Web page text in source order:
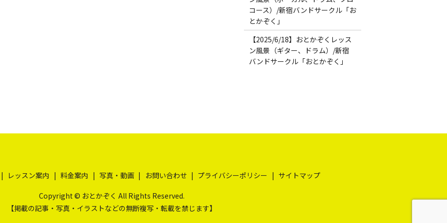
コース）/新宿バンドサークル「お
とかぞく」
【2025/6/18】おとかぞくレッス
ン風景（ギター、ドラム）/新宿
バンドサークル「おとかぞく」
レッスン案内 料金案内 写真・動画 お問い合わせ プライバシーポリシー サイトマップ
Copyright © おとかぞく All Rights Reserved.
【掲載の記事・写真・イラストなどの無断複写・転載を禁じます】